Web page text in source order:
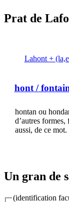
Prat de
Lahont +
hont/
hontan ou
d’autres formes,
aussi, de ce
Un gran de
(identification